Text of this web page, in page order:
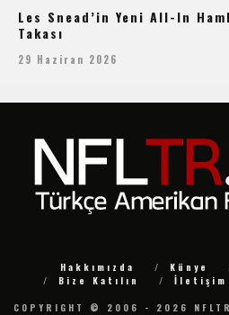
Les Snead’in Yeni All-In
Takası
29 Haziran 2026
Hakkımızda Künye
Bize Katılın
İletişim
COPYRIGHT © 2006 - 2026